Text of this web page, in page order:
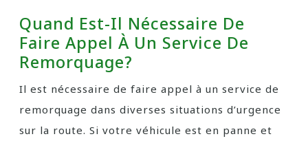
Quand Est-Il Nécessaire De
Faire Appel À Un Service De
Remorquage?
Il est nécessaire de faire appel à un service de
remorquage dans diverses situations d’urgence
sur la route. Si votre véhicule est en panne et